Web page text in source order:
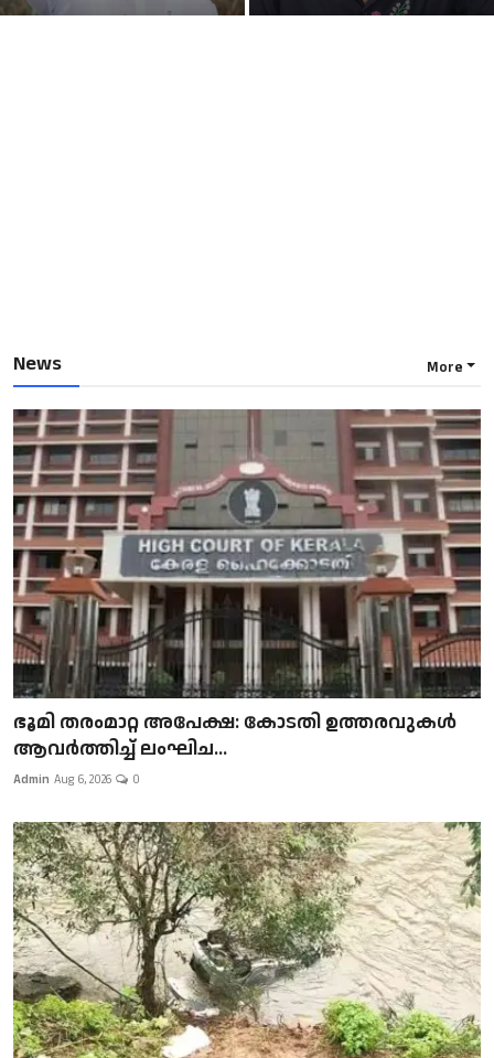
News More
ഭൂമി തരംമാറ്റ അപേക്ഷ: കോടതി ഉത്തരവുകൾ
ആവർത്തിച്ച് ലംഘിച...
Admin Aug 6, 2026 0